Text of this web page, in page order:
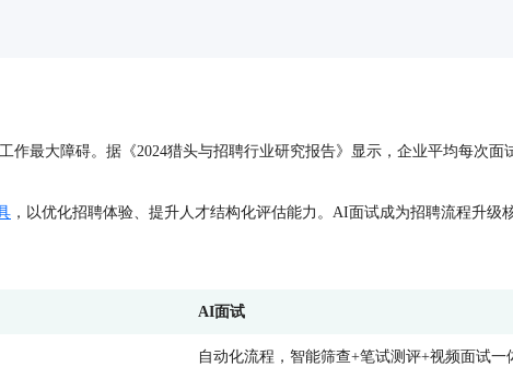
最大障碍。据《2024猎头与招聘行业研究报告》显示，企业平均每次
，以优化招聘体验、提升人才结构化评估能力。AI面试成为招聘流程升级
AI面试
自动化流程，智能筛查+笔试测评+视频面试一